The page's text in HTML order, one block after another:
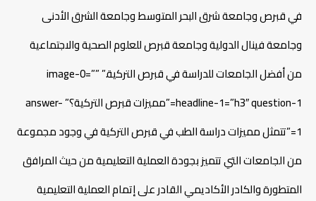
في قبرص وجامعة شرق البحر المتوسط وجامعة الشرق الأدنى
وجامعة فينال الدولية وجامعة قبرص للعلوم الصحية والاجتماعية
من أفضل الجامعات للدراسة في قبرص التركية.” image-0=””
headline-1=”h3″ question-1=”مميزات قبرص التركية؟” answer-
1=”تتمثل مميزات دراسة الطب في قبرص التركية في وجود مجموعة
من الجامعات التي تتميز بجودة العملية التعليمية من حيث المرافق
المتطورة والكادر الأكاديمي القادر على إتمام العملية التعليمية